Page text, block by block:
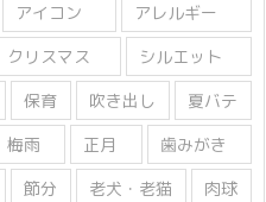
アイコン
アレルギー
クリスマス
シルエット
保育 吹き出し
夏バテ
梅雨 正月
歯みがき
節分 老犬・老猫
肉球